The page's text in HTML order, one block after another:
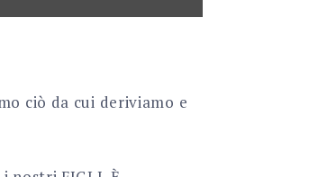
ciò da cui deriviamo e